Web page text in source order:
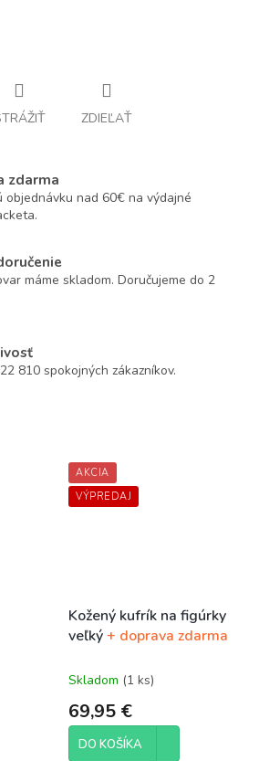
ZDIEĽAŤ
zdarma
objednávku nad 60€ na výdajné
máme skladom. Doručujeme do 2
810 spokojných zákazníkov.
AKCIA
VÝPREDAJ
Kožený kufrík na figúrky
veľký+ doprava zdarma
Skladom (1 ks)
69,95 €
DO KOŠÍKA